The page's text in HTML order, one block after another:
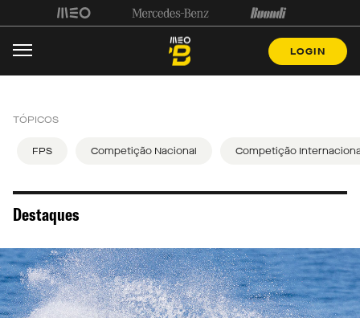
LOGIN
TÓPICOS
FPS Competição Nacional Competição
Destaques